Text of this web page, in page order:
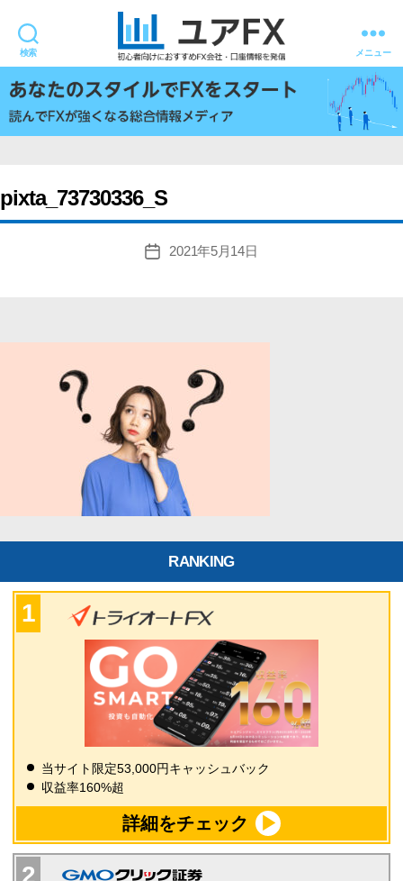
検索
ユ
ア
FX
メニュー
pixta_73730336_S
投
2021年5月14日
RANKING
当サイト限定53,000円キャッシュバック
収益率160%超
詳細をチェック